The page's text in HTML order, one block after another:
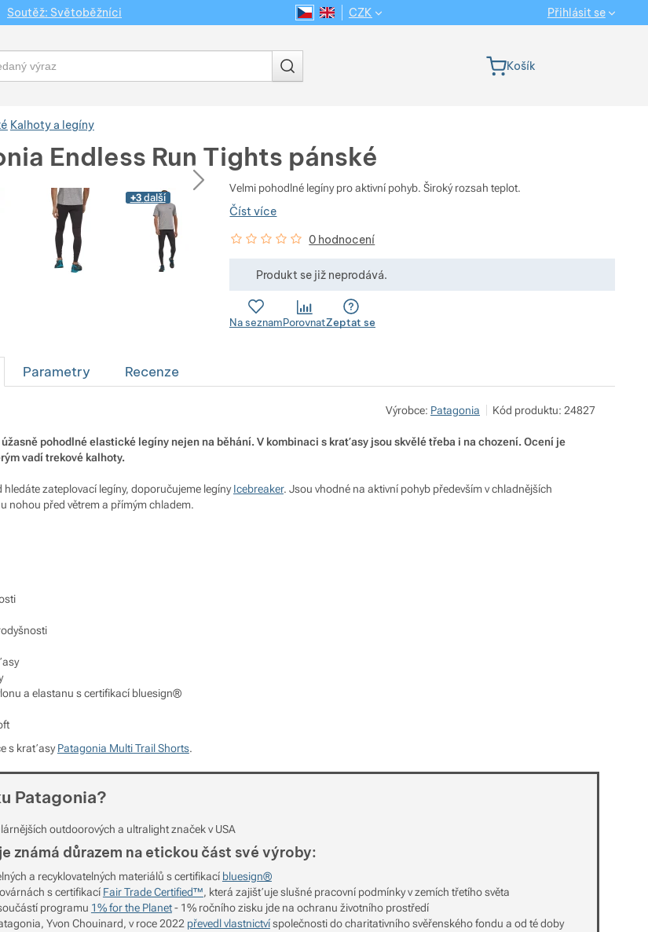
Kalhoty a legíny
Endless Run Tights pánské
+3 další
Velmi pohodlné legíny pro aktivní pohyb. Široký rozsah teplot.
Číst více
Hodnocení zákazníků
0% 0 hodnocení
Produkt se již neprodává.
Na seznamPorovnatZeptat se
Parametry Recenze
Výrobce: Patagonia Kód produktu: 24827
pohodlné elastické legíny nejen na běhání. V kombinaci s kraťasy jsou skvělé třeba i na chození. Ocení je
vadí trekové kalhoty.
hledáte zateplovací legíny, doporučujeme legínyIcebreaker. Jsou vhodné na aktivní pohyb především v chladnějších
nohou před větrem a přímým chladem.
a elastanu s certifikací bluesign®
s kraťasyPatagonia Multi Trail Shorts.
Patagonia?
outdoorových a ultralight značek v USA
známá důrazem na etickou část své výroby:
a recyklovatelných materiálů s certifikací bluesign®
s certifikací Fair Trade Certified™, která zajišťuje slušné pracovní podmínky v zemích třetího světa
programu 1% for the Planet- 1% ročního zisku jde na ochranu životního prostředí
Yvon Chouinard, v roce 2022 převedl vlastnictvíspolečnosti do charitativního svěřenského fondu a od té doby
Soutěž: Světoběžníci
Jazyková verze
CS EN
CZK Přihlásit se
Košík